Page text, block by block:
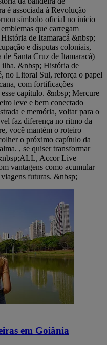
é associada à Revolução
símbolo oficial no início
que carregam
de Itamaracá &nbsp;
e disputas coloniais,
Santa Cruz de Itamaracá)
ilha. &nbsp; História de
no Litoral Sul, reforça o papel
com fortificações
capítulo. &nbsp; Mercure
leve e bem conectado
e memória, voltar para o
faz diferença no ritmo da
você mantém o roteiro
o próximo capítulo da
, se quiser transformar
Accor Live
vantagens como acumular
futuras. &nbsp;
em Goiânia